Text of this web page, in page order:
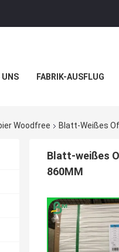
UNS FABRIK-AUSFLUG
Woodfree Blatt-Weißes
Blatt-weißes
860MM